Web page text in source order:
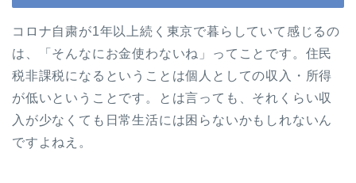
コロナ自粛が1年以上続く東京で暮らしていて感じるの
は、「そんなにお金使わないね」ってことです。住民
税非課税になるということは個人としての収入・所得
が低いということです。とは言っても、それくらい収
入が少なくても日常生活には困らないかもしれないん
ですよねえ。